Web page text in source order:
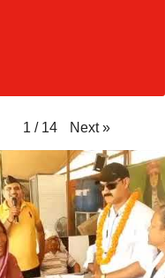
1 / 14 Next »